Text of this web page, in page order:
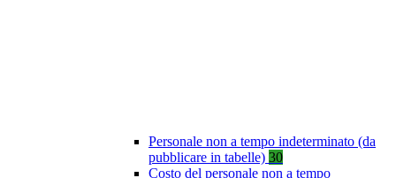
Personale non a tempo indeterminato (da
pubblicare in tabelle) 30
Costo del personale non a tempo